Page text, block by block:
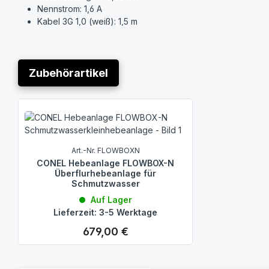
Nennstrom: 1,6 A
Kabel 3G 1,0 (weiß): 1,5 m
Mantelstromkühlung mit eingebautem
Hydraulik:
Werkstoffe:
Pumpengehäuse: Polypropylen
Laufrad und Sieb: Polyamid
Motorwelle: Edelstahl (1.4028)
Dichtungen: NBR
Marke: CONEL
Modell: FLOW
Artikelnummer: FLOWEPN
Bitte beachten:Wegen Modelländerung durch den
Zubehörartikel
Art.-Nr. FLOWBOXN
CONEL Hebeanlage FLOWBOX-N
Überflurhebeanlage für
Schmutzwasser
Auf Lager
Lieferzeit: 3-5 Werktage
Regulärer Preis:
679,00 €